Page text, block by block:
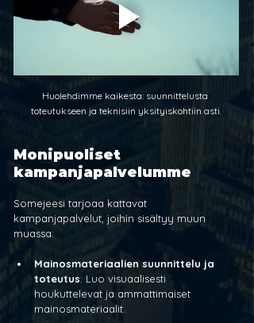
Huolehdimme kaikesta: suunnittelusta
toteutukseen ja teknisiin yksityiskohtiin asti.
Monipuoliset
kampanjapalvelumme
Somejeesi tarjoaa kattavat
kampanjapalvelut, joihin sisältyy muun
muassa:
Mainosmateriaalien suunnittelu ja
toteutus: Luo visuaalisesti
houkuttelevat ja ammattimaiset
mainosmateriaalit.